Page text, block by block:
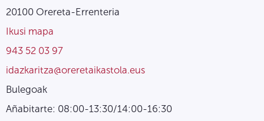
20100 Orereta-Errenteria
Ikusi mapa
943 52 03 97
idazkaritza@oreretaikastola.eus
Bulegoak
Añabitarte: 08:00-13:30/14:00-16:30